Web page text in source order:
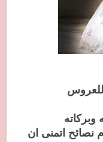
للعروس
وبركاته
نصائح اتمنى ان